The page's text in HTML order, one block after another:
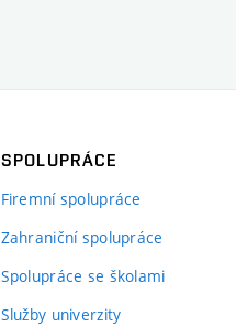
SPOLUPRÁCE
Firemní spolupráce
Zahraniční spolupráce
Spolupráce se školami
Služby univerzity